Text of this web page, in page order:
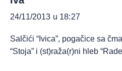
24/11/2013 u 18:27
Salčići “Ivica”, pogačice sa
“Stoja” i (st)raža(r)ni hleb